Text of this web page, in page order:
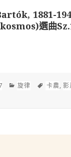
1881-
選曲
分
旋律
標
卡農,影
Bartók, 1881-1945)